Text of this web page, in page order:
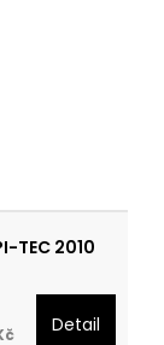
TEC 2010
Detail